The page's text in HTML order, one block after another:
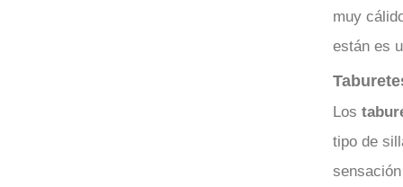
muy
están es
Los
tipo de